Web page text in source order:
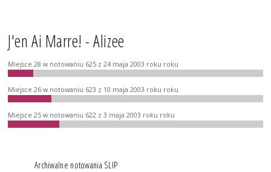
J'en Ai Marre! - Alizee
Miejsce 28 w notowaniu 625 z 24 maja 2003 roku roku
Miejsce 26 w notowaniu 623 z 10 maja 2003 roku roku
Miejsce 25 w notowaniu 622 z 3 maja 2003 roku roku
Archiwalne notowania SLIP